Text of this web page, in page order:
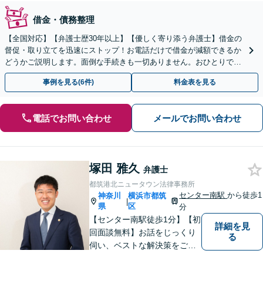
借金・債務整理
【全国対応】【弁護士歴30年以上】【優しく寄り添う弁護士】借金の
督促・取り立てを迅速にストップ！お電話だけで借金が減額できるか
どうかご説明します。面倒な手続きも一切ありません。おひとりで悩
まず、お気軽にご相談ください。【電話相談可】
事例を見る(6件) 料金表を見る
電話でお問い合わせ メールでお問い合わせ
塚田 雅久 弁護士
都筑港北ニュータウン法律事務所
神奈川
県
|
横浜市都筑
区
センター南駅から徒歩1
分
【センター南駅徒歩1分】【初
回面談無料】お話をじっくり
伺い、ベストな解決策をご一
詳細を見
る